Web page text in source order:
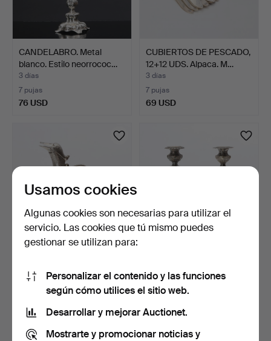
CANDELABRO. Metal
blanco. Estilo neorrococ…
3 días
7 pujas
76 USD
CUBIERTOS DE PESCADO,
12+12 UDS. Alpaca. M…
3 días
7 pujas
69 USD
2 días
58 USD
3 días
1 puja
32 USD
Usamos cookies
Algunas cookies son necesarias para utilizar el
servicio. Las cookies que tú mismo puedes
gestionar se utilizan para:
Personalizar el contenido y las funciones
según cómo utilices el sitio web.
Desarrollar y mejorar Auctionet.
Mostrarte y promocionar noticias y